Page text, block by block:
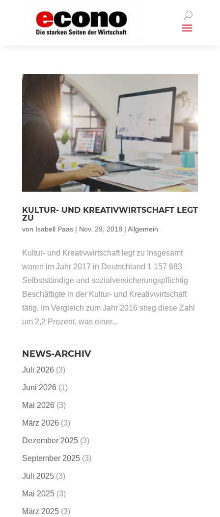
KULTUR- UND KREATIVWIRTSCHAFT LEGT
ZU
von Isabell Paas| Nov. 29, 2018 | Allgemein
Kultur- und Kreativwirtschaft legt zu Insgesamt
waren im Jahr 2017 in Deutschland 1 157 683
Selbstständige und sozialversicherungspflichtig
Beschäftigte in der Kultur- und Kreativwirtschaft
tätig. Im Vergleich zum Jahr 2016 stieg diese Zahl
um 2,2 Prozent, was einer...
NEWS-ARCHIV
Juli 2026 (3)
Juni 2026 (1)
Mai 2026 (3)
März 2026 (3)
Dezember 2025(3)
September 2025(3)
Juli 2025(3)
Mai 2025(3)
März 2025(3)